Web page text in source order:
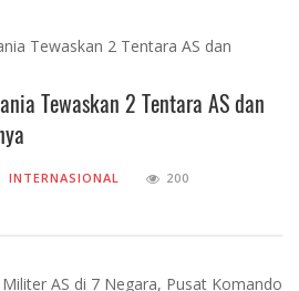
Tewaskan 2 Tentara AS dan
INTERNASIONAL 200